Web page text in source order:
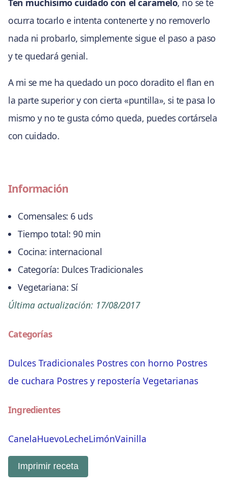
ocurra tocarlo e intenta contenerte y no removerlo
nada ni probarlo, simplemente sigue el paso a paso
y te quedará genial.
A mi se me ha quedado un poco doradito el flan en
la parte superior y con cierta «puntilla», si te pasa lo
mismo y no te gusta cómo queda, puedes cortársela
con cuidado.
Información
Comensales: 6 uds
Tiempo total: 90 min
Cocina: internacional
Categoría: Dulces Tradicionales
Vegetariana: Sí
Última actualización: 17/08/2017
Categorías
Dulces Tradicionales Postres con horno Postres
de cuchara Postres y repostería Vegetarianas
Ingredientes
CanelaHuevoLecheLimónVainilla
Imprimir receta